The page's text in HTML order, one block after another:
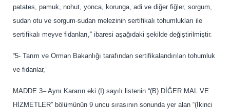
patates, pamuk, nohut, yonca, korunga, adi ve diğer fiğler, sorgum,
sudan otu ve sorgum-sudan melezinin sertifikalı tohumlukları ile
sertifikalı meyve fidanları,” ibaresi aşağıdaki şekilde değiştirilmiştir.
“5- Tarım ve Orman Bakanlığı tarafından sertifikalandırılan tohumluk
ve fidanlar,”
MADDE 3– Aynı Kararın eki (I) sayılı listenin “(B) DİĞER MAL VE
HİZMETLER” bölümünün 9 uncu sırasının sonunda yer alan “(İkinci